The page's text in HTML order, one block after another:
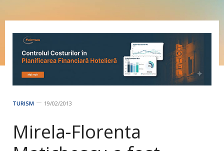
TURISM 19/02/2013
Mirela-Florenta